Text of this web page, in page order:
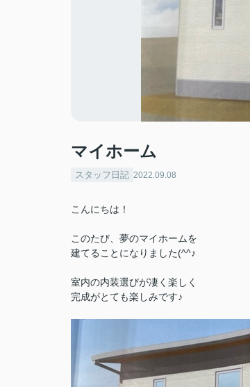
マイホーム
スタッフ日記 2022.09.08
こんにちは！
このたび、夢のマイホームを
建てることになりました(^^♪
室内の内装選びが凄く楽しく
完成がとても楽しみです♪